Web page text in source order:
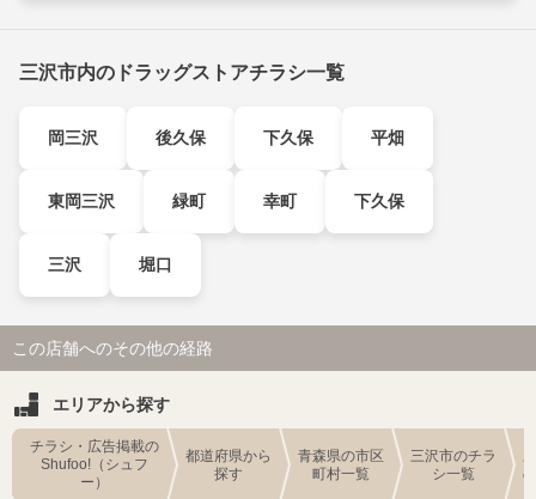
三沢市内のドラッグストアチラシ一覧
岡三沢 後久保 下久保 平畑
東岡三沢 緑町 幸町 下久保
三沢 堀口
この店舗へのその他の経路
エリアから探す
チラシ・広告掲載の
Shufoo!（シュフ
ー）
都道府県から
探す
青森県の市区
町村一覧
三沢市のチラ
シ一覧